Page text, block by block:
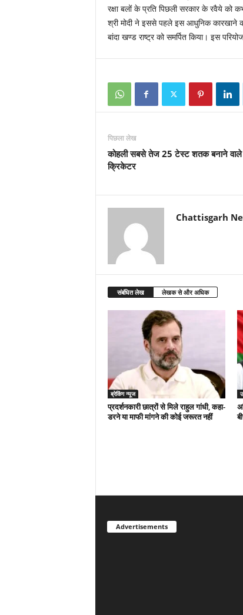
रक्षा बलों के प्रति पिछली सरकार के रवैये को
श्री मोदी ने इससे पहले इस आधुनिक कारखाने का
बांदा खण्‍ड राष्‍ट्र को समर्पित किया। इस
पिछला लेख
कोहली सबसे तेज 25 टेस्ट शतक बनाने
क्रिकेटर
Chattisgarh
संबंधित लेख लेखक से और अधिक
ब्रेकिंग न्यूज
प्रदर्शनकारी छात्रों से मिले राहुल गांधी, कहा-
डरने या माफी मांगने की कोई जरूरत नहीं
Advertisements